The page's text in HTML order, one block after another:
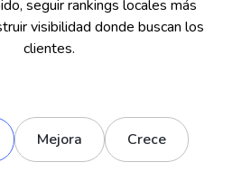
seguir rankings locales más
visibilidad donde buscan los
clientes.
Mejora Crece